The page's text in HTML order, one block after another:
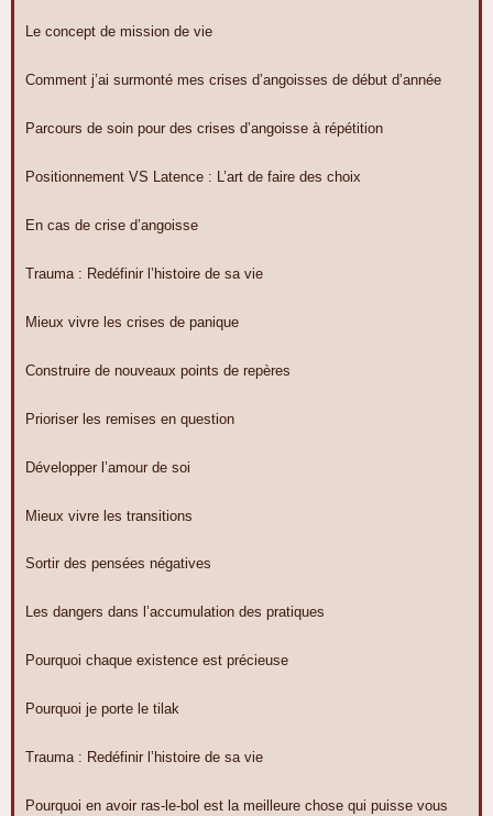
Le concept de mission de vie
Comment j’ai surmonté mes crises d’angoisses de début d’année
Parcours de soin pour des crises d’angoisse à répétition
Positionnement VS Latence : L’art de faire des choix
En cas de crise d’angoisse
Trauma : Redéfinir l’histoire de sa vie
Mieux vivre les crises de panique
Construire de nouveaux points de repères
Prioriser les remises en question
Développer l’amour de soi
Mieux vivre les transitions
Sortir des pensées négatives
Les dangers dans l’accumulation des pratiques
Pourquoi chaque existence est précieuse
Pourquoi je porte le tilak
Trauma : Redéfinir l’histoire de sa vie
Pourquoi en avoir ras-le-bol est la meilleure chose qui puisse vous